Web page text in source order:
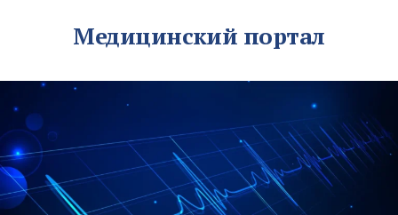
Медицинский портал